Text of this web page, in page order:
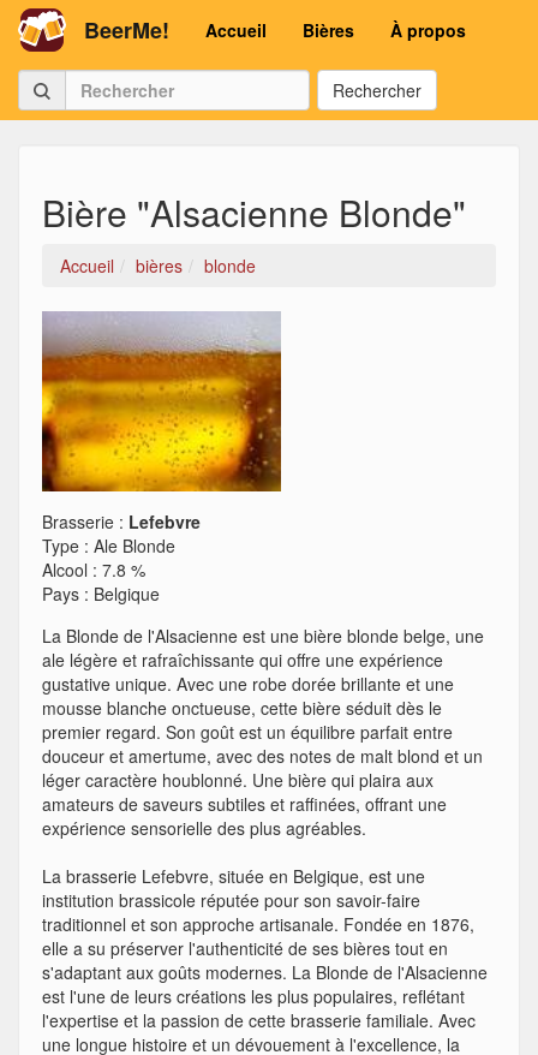
BeerMe! Accueil Bières À propos
Rechercher
Bière "Alsacienne Blonde"
Accueil bières blonde
Brasserie : Lefebvre
Type : Ale Blonde
Alcool : 7.8 %
Pays : Belgique
La Blonde de l'Alsacienne est une bière blonde belge, une
ale légère et rafraîchissante qui offre une expérience
gustative unique. Avec une robe dorée brillante et une
mousse blanche onctueuse, cette bière séduit dès le
premier regard. Son goût est un équilibre parfait entre
douceur et amertume, avec des notes de malt blond et un
léger caractère houblonné. Une bière qui plaira aux
amateurs de saveurs subtiles et raffinées, offrant une
expérience sensorielle des plus agréables.
La brasserie Lefebvre, située en Belgique, est une
institution brassicole réputée pour son savoir-faire
traditionnel et son approche artisanale. Fondée en 1876,
elle a su préserver l'authenticité de ses bières tout en
s'adaptant aux goûts modernes. La Blonde de l'Alsacienne
est l'une de leurs créations les plus populaires, reflétant
l'expertise et la passion de cette brasserie familiale. Avec
une longue histoire et un dévouement à l'excellence, la